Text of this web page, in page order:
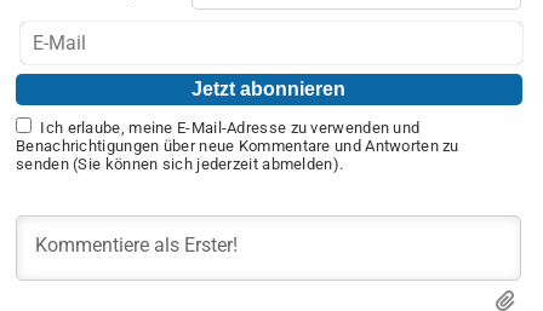
Ich erlaube, meine E-Mail-Adresse zu verwenden und
Benachrichtigungen über neue Kommentare und Antworten zu
senden (Sie können sich jederzeit abmelden).